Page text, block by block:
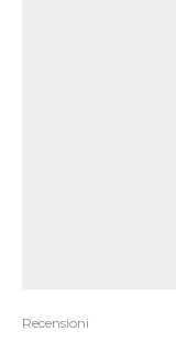
Recensioni